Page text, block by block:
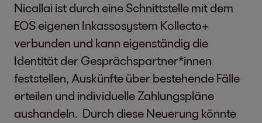
Nicallai ist durch eine Schnittstelle mit dem
EOS eigenen Inkassosystem Kollecto+
verbunden und kann eigenständig die
Identität der Gesprächspartner*innen
feststellen, Auskünfte über bestehende Fälle
erteilen und individuelle Zahlungspläne
aushandeln. Durch diese Neuerung könnte